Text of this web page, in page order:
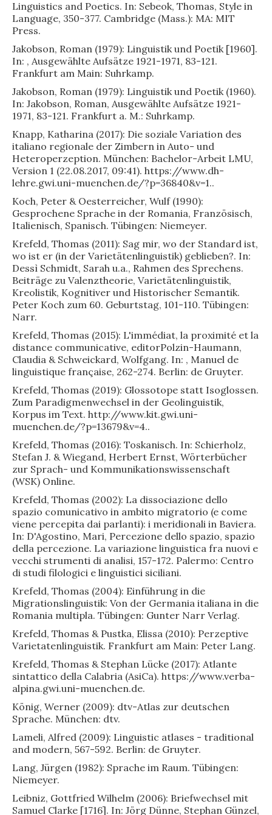
Linguistics and Poetics. In: Sebeok, Thomas, Style in
Language, 350-377. Cambridge (Mass.): MA: MIT
Press.
Jakobson, Roman (1979): Linguistik und Poetik [1960].
In: , Ausgewählte Aufsätze 1921-1971, 83-121.
Frankfurt am Main: Suhrkamp.
Jakobson, Roman (1979): Linguistik und Poetik (1960).
In: Jakobson, Roman, Ausgewählte Aufsätze 1921-
1971, 83-121. Frankfurt a. M.: Suhrkamp.
Knapp, Katharina (2017): Die soziale Variation des
italiano regionale der Zimbern in Auto- und
Heteroperzeption. München: Bachelor-Arbeit LMU,
Version 1 (22.08.2017, 09:41). https://www.dh-
lehre.gwi.uni-muenchen.de/?p=36840&v=1..
Koch, Peter & Oesterreicher, Wulf (1990):
Gesprochene Sprache in der Romania, Französisch,
Italienisch, Spanisch. Tübingen: Niemeyer.
Krefeld, Thomas (2011): Sag mir, wo der Standard ist,
wo ist er (in der Varietätenlinguistik) geblieben?. In:
Dessì Schmidt, Sarah u.a., Rahmen des Sprechens.
Beiträge zu Valenztheorie, Varietätenlinguistik,
Kreolistik, Kognitiver und Historischer Semantik.
Peter Koch zum 60. Geburtstag, 101-110. Tübingen:
Narr.
Krefeld, Thomas (2015): L'immédiat, la proximité et la
distance communicative, editorPolzin-Haumann,
Claudia & Schweickard, Wolfgang. In: , Manuel de
linguistique française, 262-274. Berlin: de Gruyter.
Krefeld, Thomas (2019): Glossotope statt Isoglossen.
Zum Paradigmenwechsel in der Geolinguistik,
Korpus im Text. http://www.kit.gwi.uni-
muenchen.de/?p=13679&v=4..
Krefeld, Thomas (2016): Toskanisch. In: Schierholz,
Stefan J. & Wiegand, Herbert Ernst, Wörterbücher
zur Sprach- und Kommunikationswissenschaft
(WSK) Online.
Krefeld, Thomas (2002): La dissociazione dello
spazio comunicativo in ambito migratorio (e come
viene percepita dai parlanti): i meridionali in Baviera.
In: D'Agostino, Mari, Percezione dello spazio, spazio
della percezione. La variazione linguistica fra nuovi e
vecchi strumenti di analisi, 157-172. Palermo: Centro
di studi filologici e linguistici siciliani.
Krefeld, Thomas (2004): Einführung in die
Migrationslinguistik: Von der Germania italiana in die
Romania multipla. Tübingen: Gunter Narr Verlag.
Krefeld, Thomas & Pustka, Elissa (2010): Perzeptive
Varietatenlinguistik. Frankfurt am Main: Peter Lang.
Krefeld, Thomas & Stephan Lücke (2017): Atlante
sintattico della Calabria (AsiCa). https://www.verba-
alpina.gwi.uni-muenchen.de.
König, Werner (2009): dtv-Atlas zur deutschen
Sprache. München: dtv.
Lameli, Alfred (2009): Linguistic atlases - traditional
and modern, 567-592. Berlin: de Gruyter.
Lang, Jürgen (1982): Sprache im Raum. Tübingen:
Niemeyer.
Leibniz, Gottfried Wilhelm (2006): Briefwechsel mit
Samuel Clarke [1716]. In: Jörg Dünne, Stephan Günzel,